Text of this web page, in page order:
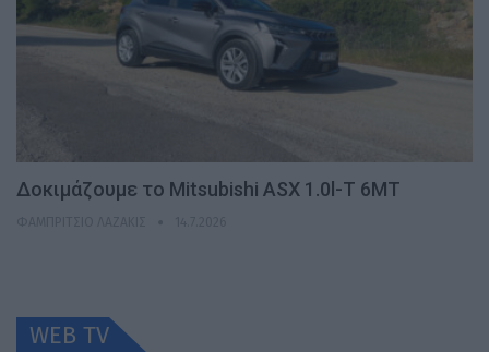
Δοκιμάζουμε το Mitsubishi ASX 1.0l-T 6MT
WEB TV